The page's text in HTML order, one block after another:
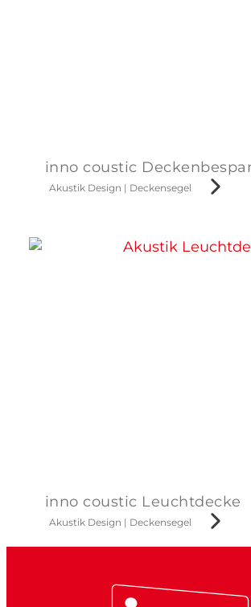
inno coustic
Akustik Design | Deckensegel
inno coustic Leuchtdecke
Akustik Design | Deckensegel